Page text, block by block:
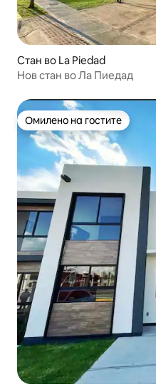
Стан во La Piedad
Нов стан во Ла Пиедад
Омилено на гостите
Омилено на гостите